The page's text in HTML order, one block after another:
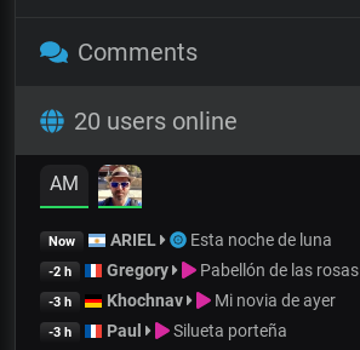
Comments
20 users online
AM
Now ARIEL Esta noche de luna
-2 h Gregory Pabellón de las rosas
-3 h Khochnav Mi novia de ayer
-3 h Paul Silueta porteña